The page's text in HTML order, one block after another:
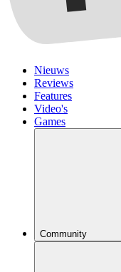
Nieuws
Reviews
Features
Video's
Games
Community